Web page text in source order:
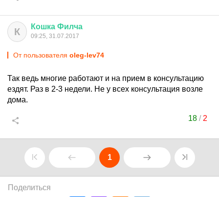
К Кошка Филча
09:25, 31.07.2017
От пользователя oleg-lev74
Так ведь многие работают и на прием в консультацию
ездят. Раз в 2-3 недели. Не у всех консультация возле
дома.
18 / 2
1
Поделиться